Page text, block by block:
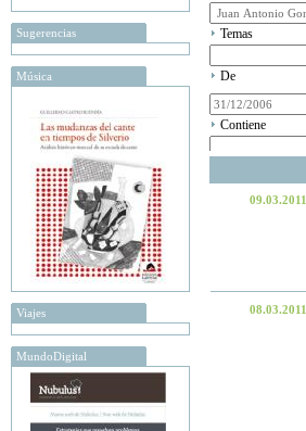
Sugerencias
Música
Viajes
MundoDigital
Temas
De
Contiene
09.03.2011
08.03.2011